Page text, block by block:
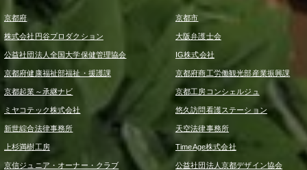
京都府 京都市
株式会社円谷プロダクション 大阪弁護士会
公益社団法人全国大学保健管理協会 IG株式会社
京都府健康福祉部福祉・援護課 京都府商工労働観光部産業振興課
京都起業～承継ナビ 京都工房コンシェルジュ
ミヤコテック株式会社 悠久訪問看護ステーション
新世綜合法律事務所 天空法律事務所
上杉満樹工房 TimeAge株式会社
京信ジュニア・オーナー・クラブ 公益社団法人京都デザイン協会